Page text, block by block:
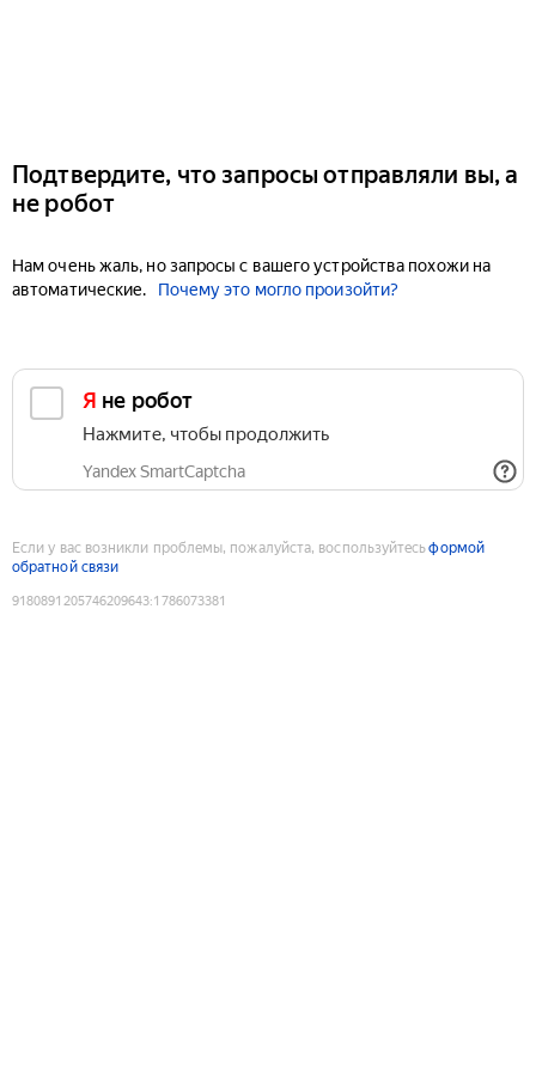
Подтвердите, что запросы отправляли вы, а
не робот
Нам очень жаль, но запросы с вашего устройства похожи на
автоматические.
Почему это могло произойти?
Я не робот
Нажмите, чтобы продолжить
Yandex SmartCaptcha
Если у вас возникли проблемы, пожалуйста, воспользуйтесьформой
обратной связи
9180891205746209643:1786073381